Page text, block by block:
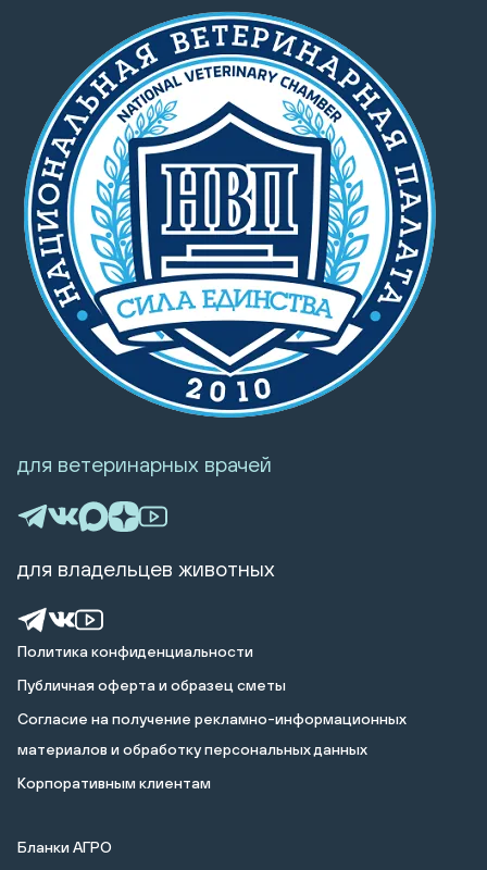
Политика конфиденциальности
Публичная оферта и образец сметы
Cогласие на получение рекламно-информационных
материалов и обработку персональных данных
Корпоративным клиентам
Бланки АГРО
для ветеринарных врачей
для владельцев животных